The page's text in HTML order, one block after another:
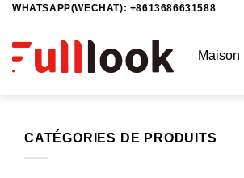
Passer
contenu
WHATSAPP(WECHAT): +8613686631588
Maison
CATÉGORIES DE PRODUITS